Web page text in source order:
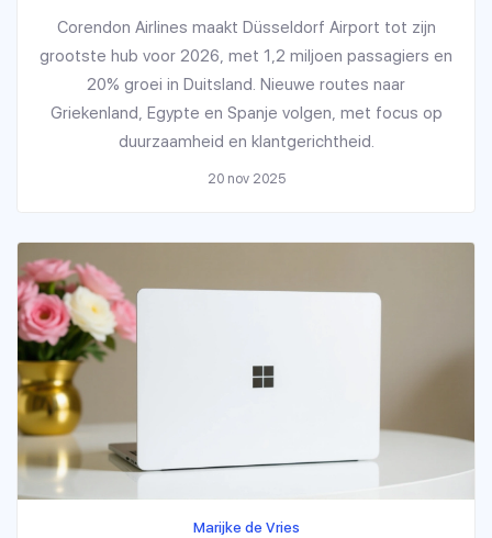
Corendon Airlines maakt Düsseldorf Airport tot zijn
grootste hub voor 2026, met 1,2 miljoen passagiers en
20% groei in Duitsland. Nieuwe routes naar
Griekenland, Egypte en Spanje volgen, met focus op
duurzaamheid en klantgerichtheid.
20 nov 2025
Marijke de Vries